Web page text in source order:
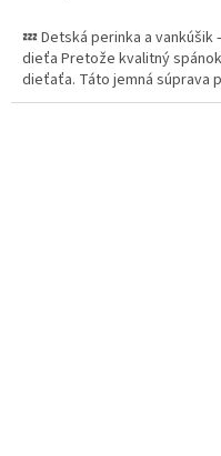
💤 Detská perinka a
dieťa Pretože kvalitný
dieťaťa. Táto jemná súprava